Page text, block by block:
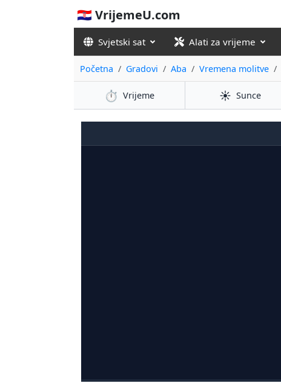
🇭🇷 VrijemeU.com
Svjetski sat Alati za vrijeme
Početna Gradovi Aba Vremena molitve
⏱️ Vrijeme ☀️ Sunce